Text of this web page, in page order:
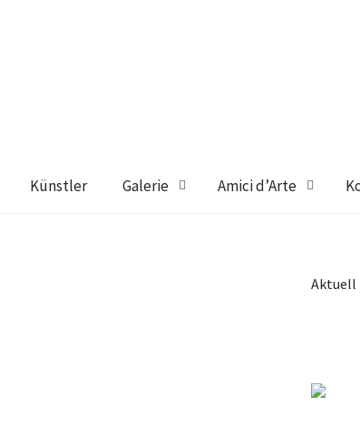
Künstler Galerie Amici d’Arte
Aktuell